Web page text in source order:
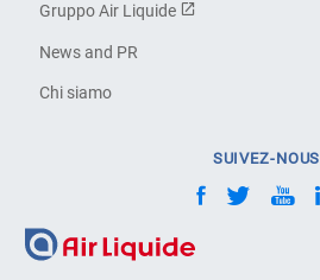
Gruppo Air Liquide
News and PR
Chi siamo
SUIVEZ-NOUS